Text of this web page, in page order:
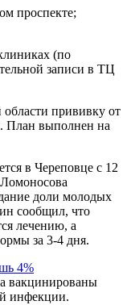
проспекте;
(по
записи в ТЦ
прививку от
План выполнен на
в Череповце с 12
доли молодых
сообщил, что
лечению, а
за 3-4 дня.
4%
вакцинированы
инфекции.